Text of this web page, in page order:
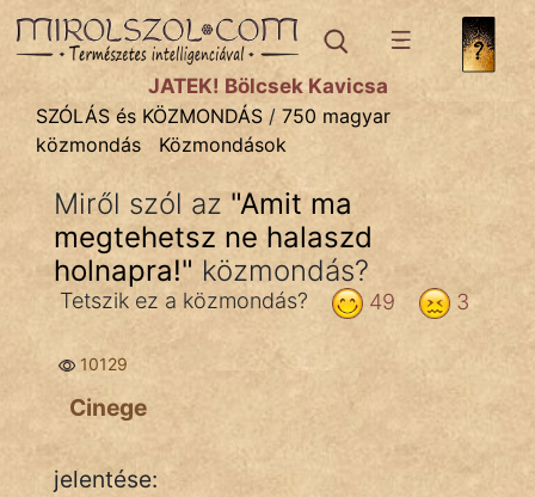
SZÓLÁS ÉS KÖZMONDÁStémák:
Bibliai
Kifejezések
Közmondások
Rímelő
Szállóigék
Szóláscsoportok
Szólások
Tréfás
JÁTÉK! Bölcsek Kavicsa
SZÓLÁS és KÖZMONDÁS / 750 magyar
közmondás
Közmondások
Miről szól az "Amit ma
megtehetsz ne halaszd
holnapra!" közmondás?
3
49
Tetszik ez a közmondás?
10129
Cinege
jelentése: